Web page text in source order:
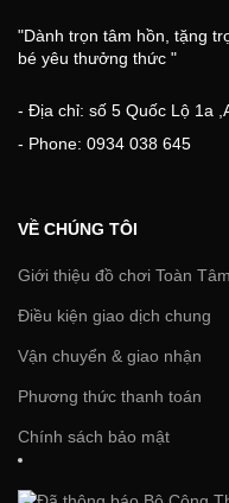
"Dành trọn tâm hồn, tặng
bé yêu thưởng thức "
- Địa chỉ: số 5 Quốc Lộ 1a
- Phone: 0934 038 645
VỀ CHÚNG TÔI
Giới thiệu đồ chơi Toàn Tâm
Điều kiện giao dịch chung
Vận chuyển & giao nhận
Phương thức thanh toán
Chính sách bảo mật